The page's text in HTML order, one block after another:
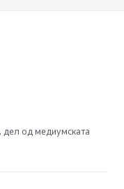
дел од медиумската